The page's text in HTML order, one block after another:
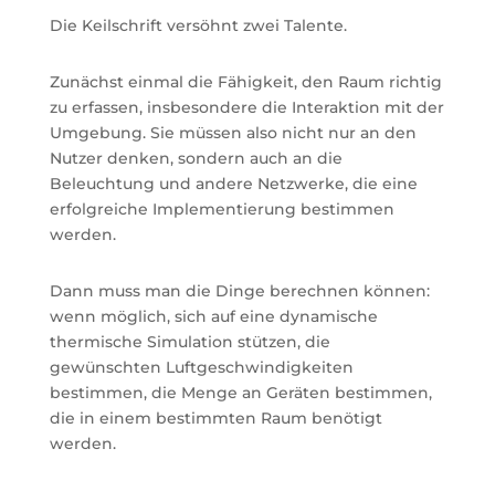
Die Keilschrift versöhnt zwei Talente.
Zunächst einmal die Fähigkeit, den Raum richtig
zu erfassen, insbesondere die Interaktion mit der
Umgebung. Sie müssen also nicht nur an den
Nutzer denken, sondern auch an die
Beleuchtung und andere Netzwerke, die eine
erfolgreiche Implementierung bestimmen
werden.
Dann muss man die Dinge berechnen können:
wenn möglich, sich auf eine dynamische
thermische Simulation stützen, die
gewünschten Luftgeschwindigkeiten
bestimmen, die Menge an Geräten bestimmen,
die in einem bestimmten Raum benötigt
werden.